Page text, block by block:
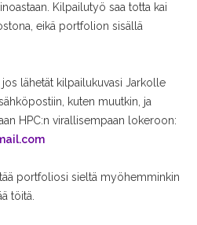
Kilpailutyö saa totta kai
eikä portfolion sisällä
lähetät kilpailukuvasi Jarkolle
kuten muutkin, ja
HPC:n virallisempaan lokeroon:
portfoliosi sieltä myöhemminkin
töitä.